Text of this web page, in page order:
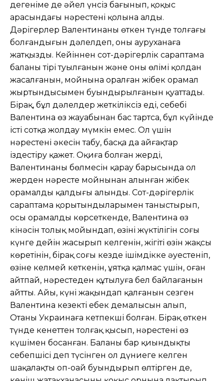
дегеніме де әйел үнсіз бағынып, қоқыс
арасындағы нәрестені қолына алды.
Дәрігерлер Валентинаның өткен түнде толғағы
болғандығын дәлелдеп, оны ауруханаға
жатқызды. Кейіннен сот-дәрігерлік сараптама
баланың тірі туылғанын және оның өлімі қолдан
жасалғанын, мойнына оралған жібек орамал
жыртындысымен буындырылғанын қуаттады.
Бірақ, бұл дәлелдер жеткіліксіз еді, себебі
Валентина өз жауабынан бас тартса, бұл күйінде
істі сотқа жолдау мүмкін емес. Ол үшін
нәрестенің әкесін табу, басқа да айғақтар
іздестіру қажет. Оқиға болған жерді,
Валентинаның бөлмесін қарау барысында ол
жерден нәресте мойнынан алынған жібек
орамалдың қалдығы алынды. Сот-дәрігерлік
сараптама қорытындыларымен таныстырып,
осы орамалды көрсеткенде, Валентина өз
кінәсін толық мойындап, өзінің жүктілігін соңғы
күнге дейін жасырып келгенін, жігіті өзін жақсы
көретінін, бірақ соңғы кезде ішімдікке әуес­теніп,
өзіне келмей кеткенін, ұятқа қалмас үшін, оған
айтпай, нәрестеден құтылуға бел байлағанын
айтты. Айы, күні жақындап қалғанын сезген
Валентина кезекті еңбек демалысын алып,
Отаны Украинаға кетпекші болған. Бірақ өткен
түнде кенеттен толғақ қысып, нәрестені өз
күшімен босанған. Баланы бар қиындықтың
себепшісі деп түсінген ол дүниеге келген
шақалақты оп-оңай буындырып өлтірген де,